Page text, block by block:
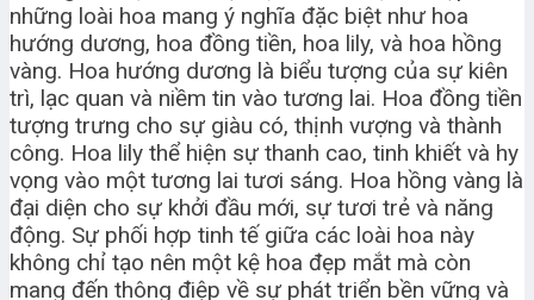
những loài hoa mang ý nghĩa đặc biệt như hoa
hướng dương, hoa đồng tiền, hoa lily, và hoa hồng
vàng. Hoa hướng dương là biểu tượng của sự kiên
trì, lạc quan và niềm tin vào tương lai. Hoa đồng tiền
tượng trưng cho sự giàu có, thịnh vượng và thành
công. Hoa lily thể hiện sự thanh cao, tinh khiết và hy
vọng vào một tương lai tươi sáng. Hoa hồng vàng là
đại diện cho sự khởi đầu mới, sự tươi trẻ và năng
động. Sự phối hợp tinh tế giữa các loài hoa này
không chỉ tạo nên một kệ hoa đẹp mắt mà còn
mang đến thông điệp về sự phát triển bền vững và